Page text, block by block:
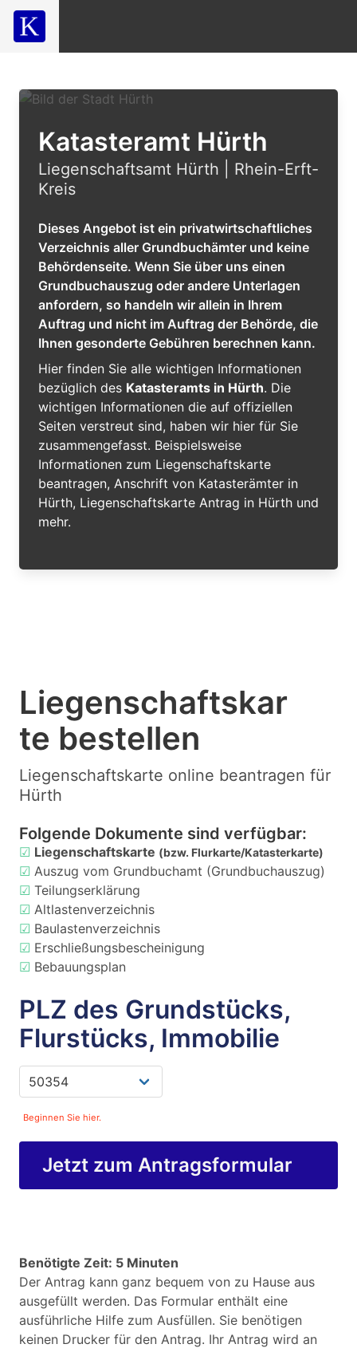
Katasteramt Hürth
Liegenschaftsamt Hürth | Rhein-Erft-
Kreis
Dieses Angebot ist ein privatwirtschaftliches
Verzeichnis aller Grundbuchämter und keine
Behördenseite. Wenn Sie über uns einen
Grundbuchauszug oder andere Unterlagen
anfordern, so handeln wir allein in Ihrem
Auftrag und nicht im Auftrag der Behörde, die
Ihnen gesonderte Gebühren berechnen kann.
Hier finden Sie alle wichtigen Informationen
bezüglich des Katasteramts in Hürth. Die
wichtigen Informationen die auf offiziellen
Seiten verstreut sind, haben wir hier für Sie
zusammengefasst. Beispielsweise
Informationen zum Liegenschaftskarte
beantragen, Anschrift von Katasterämter in
Hürth, Liegenschaftskarte Antrag in Hürth und
mehr.
Liegenschaftskar
te bestellen
Liegenschaftskarte online beantragen für
Hürth
Folgende Dokumente sind verfügbar:
☑ Liegenschaftskarte (bzw. Flurkarte/Katasterkarte)
☑ Auszug vom Grundbuchamt (Grundbuchauszug)
☑ Teilungserklärung
☑ Altlastenverzeichnis
☑ Baulastenverzeichnis
☑ Erschließungsbescheinigung
☑ Bebauungsplan
PLZ des Grundstücks,
Flurstücks, Immobilie
Beginnen Sie hier.
Jetzt zum Antragsformular
Benötigte Zeit: 5 Minuten
Der Antrag kann ganz bequem von zu Hause aus
ausgefüllt werden. Das Formular enthält eine
ausführliche Hilfe zum Ausfüllen. Sie benötigen
keinen Drucker für den Antrag. Ihr Antrag wird an